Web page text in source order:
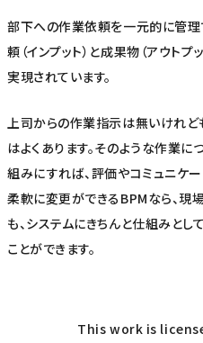
部下への作業依頼を一元的に管理
頼（インプット）と成果物（アウト
実現されています。
上司からの作業指示は無いけれど
はよくあります。そのような作業
組みにすれば、評価やコミュニケー
柔軟に変更ができるBPMなら、現
も、システムにきちんと仕組みとし
ことができます。
This work is